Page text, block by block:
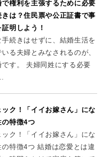
で権利を主張するために必要
きは？住民票や公正証書で事
明しよう！
手続きはせずに、結婚生活を
る夫婦とみなされるのが、
です。 夫婦同姓にする必要
ック！「イイお嫁さん」にな
の特徴4つ
ック！「イイお嫁さん」にな
の特徴4つ 結婚は恋愛とは違